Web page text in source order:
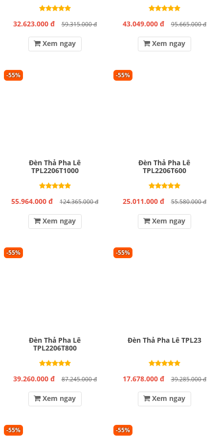
32.623.000 đ 59.315.000 đ
Xem ngay
43.049.000 đ 95.665.000 đ
Xem ngay
-55%
Đèn Thả Pha Lê
TPL2206T1000
55.964.000 đ 124.365.000 đ
Xem ngay
-55%
Đèn Thả Pha Lê
TPL2206T600
25.011.000 đ 55.580.000 đ
Xem ngay
-55%
Đèn Thả Pha Lê
TPL2206T800
39.260.000 đ 87.245.000 đ
Xem ngay
-55%
Đèn Thả Pha Lê TPL23
17.678.000 đ 39.285.000 đ
Xem ngay
-55% -55%